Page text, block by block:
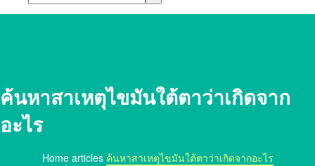
ค้นหาสาเหตุไขมันใต้ตาว่าเกิดจาก
อะไร
Home articles ค้นหาสาเหตุไขมันใต้ตาว่าเกิดจากอะไร